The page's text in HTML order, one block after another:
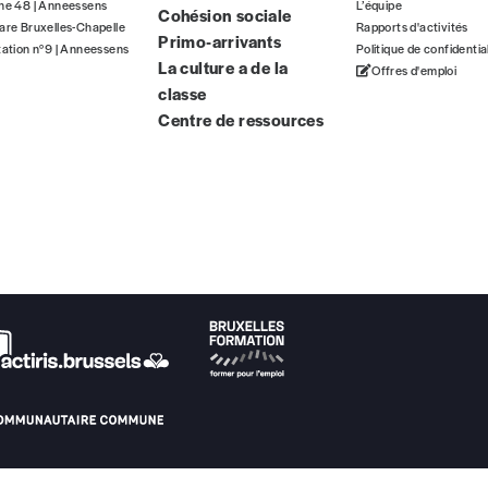
commandez au numéro.
papier ou numérique.
IBAN BE34 0010 7305 2190
moment, même après avoir reçu plusieurs numéros. Ce
Par numéro
48 | Anneessens
Bruxelles-Chapelle
n°9 | Anneessens
Cohésion sociale
Primo-arrivants
La culture a de la
classe
Centre de ressources
L’équipe
Rapports d'activités
Politique de
Offres d'emploi